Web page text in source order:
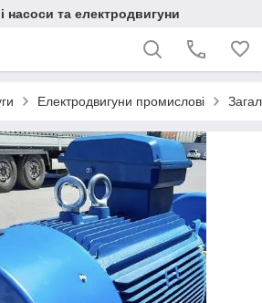
та електродвигуни
Електродвигуни промислові